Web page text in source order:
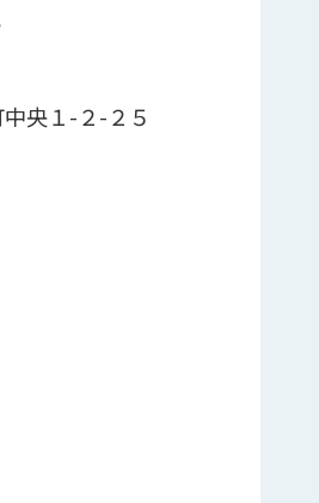
央１-２-２５